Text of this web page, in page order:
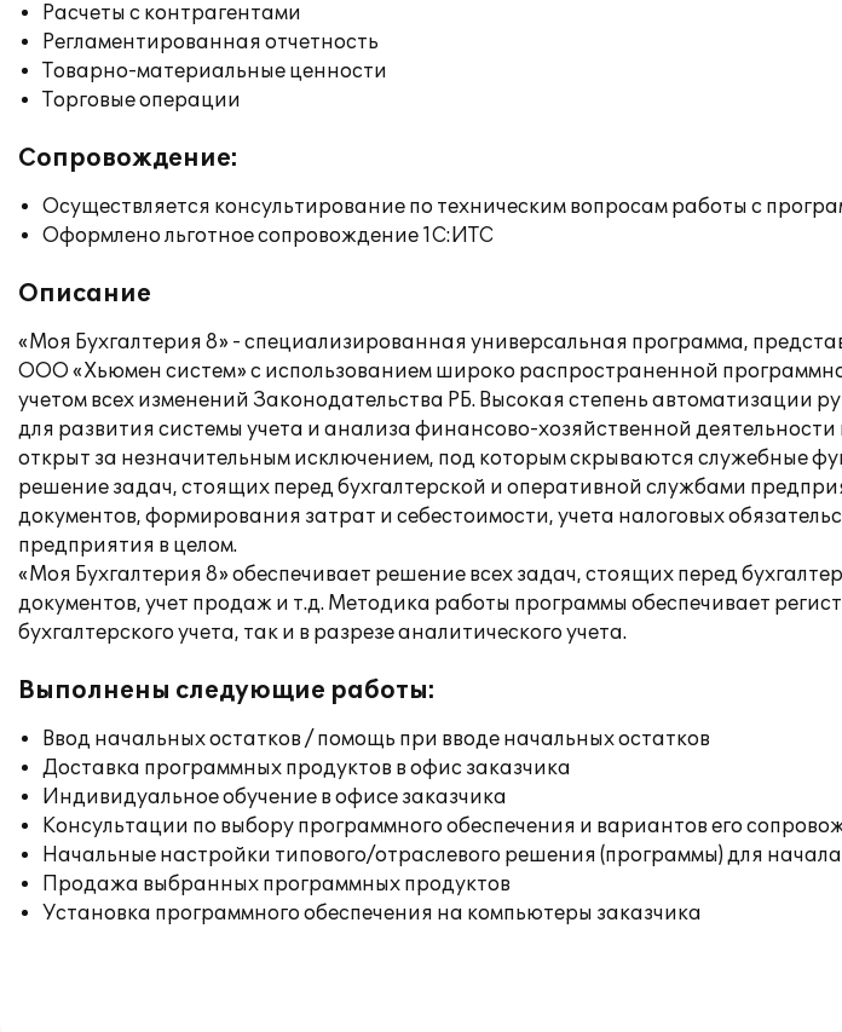
Расчеты с контрагентами
Регламентированная отчетность
Товарно-материальные ценности
Торговые операции
Сопровождение:
Осуществляется консультирование по техническим вопросам работы с
Оформлено льготное сопровождение 1С:ИТС
Описание
«Моя Бухгалтерия 8» - специализированная универсальная программа,
ООО «Хьюмен систем» с использованием широко распространенной
учетом всех изменений Законодательства РБ. Высокая степень автоматизации
для развития системы учета и анализа финансово-хозяйственной
открыт за незначительным исключением, под которым скрываются служебные
решение задач, стоящих перед бухгалтерской и оперативной службами
документов, формирования затрат и себестоимости, учета налоговых
предприятия в целом.
«Моя Бухгалтерия 8» обеспечивает решение всех задач, стоящих перед
документов, учет продаж и т.д. Методика работы программы обеспечивает
бухгалтерского учета, так и в разрезе аналитического учета.
Выполнены следующие работы:
Ввод начальных остатков / помощь при вводе начальных остатков
Доставка программных продуктов в офис заказчика
Индивидуальное обучение в офисе заказчика
Консультации по выбору программного обеспечения и вариантов его
Начальные настройки типового/отраслевого решения (программы) для начала
Продажа выбранных программных продуктов
Установка программного обеспечения на компьютеры заказчика